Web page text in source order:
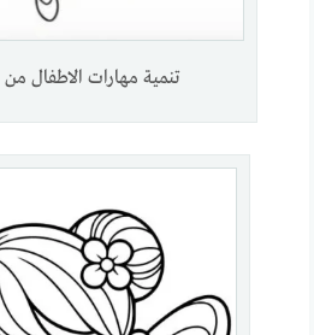
تنمية مهارات الاطفال